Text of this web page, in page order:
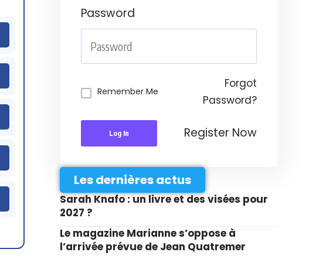
Password
Remember Me
Forgot
Password?
Log In Register Now
Les dernières actus
Sarah Knafo : un livre et des visées pour
2027 ?
Le magazine Marianne s’oppose à
l’arrivée prévue de Jean Quatremer